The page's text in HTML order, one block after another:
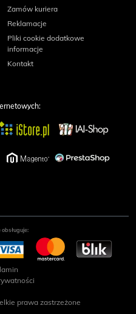
Zamów kuriera
Reklamacje
Pliki cookie dodatkowe
informacje
Kontakt
prawa zastrzeżone